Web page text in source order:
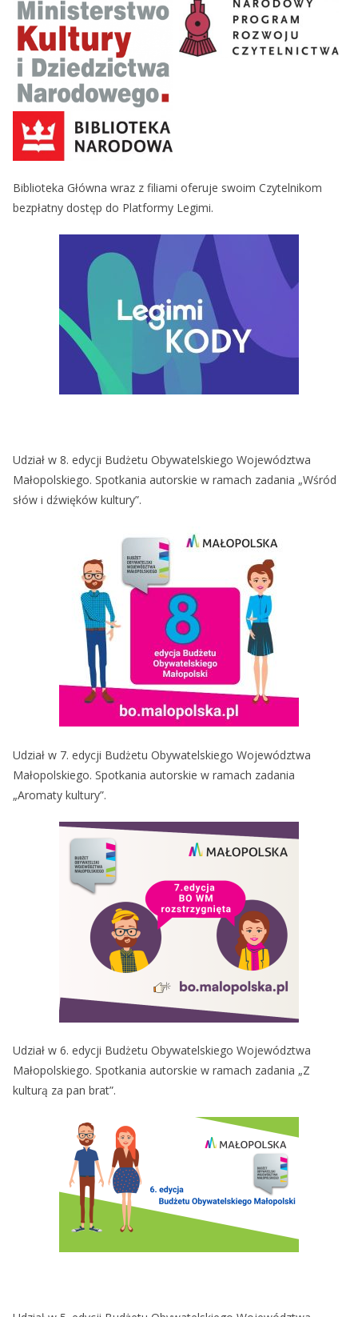
Biblioteka Główna wraz z filiami oferuje swoim Czytelnikom
bezpłatny dostęp do Platformy Legimi.
Udział w 8. edycji Budżetu Obywatelskiego Województwa
Małopolskiego. Spotkania autorskie w ramach zadania „Wśród
słów i dźwięków kultury”.
Udział w 7. edycji Budżetu Obywatelskiego Województwa
Małopolskiego. Spotkania autorskie w ramach zadania
„Aromaty kultury”.
Udział w 6. edycji Budżetu Obywatelskiego Województwa
Małopolskiego. Spotkania autorskie w ramach zadania „Z
kulturą za pan brat”.